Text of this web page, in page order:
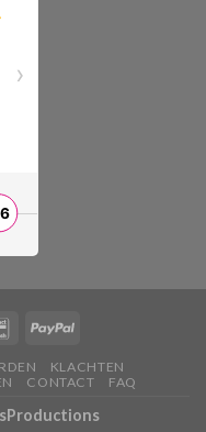
KLACHTEN
CONTACT FAQ